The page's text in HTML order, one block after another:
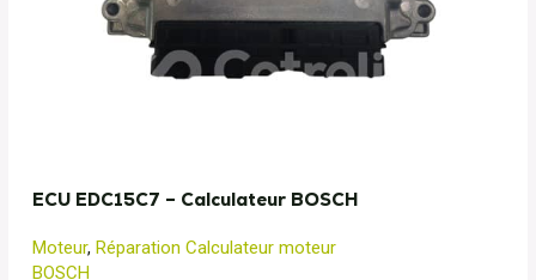
ECU EDC15C7 – Calculateur BOSCH
Moteur, Réparation Calculateur moteur
BOSCH